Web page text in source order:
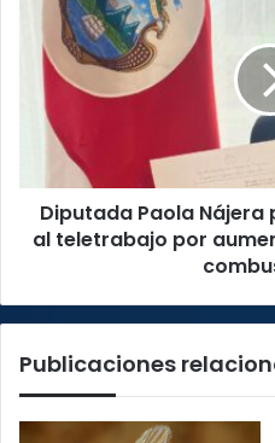
pide
Gobierno
volver
teletrabajo
por
aumento
precios
los
Diputada Paola Nájera
al teletrabajo por
Publicaciones